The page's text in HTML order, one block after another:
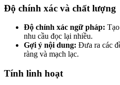
Độ chính xác và chất lượng
Độ chính xác ngữ pháp:
nhu cầu đọc lại nhiều.
Gợi ý nội dung: Đưa ra các
ràng và mạch lạc.
Tính linh hoạt